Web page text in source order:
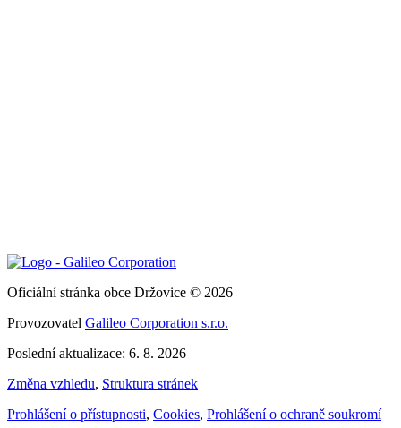
Oficiální stránka obce Držovice © 2026
Provozovatel Galileo Corporation s.r.o.
Poslední aktualizace: 6. 8. 2026
Změna vzhledu, Struktura stránek
Prohlášení o přístupnosti, Cookies, Prohlášení o ochraně soukromí